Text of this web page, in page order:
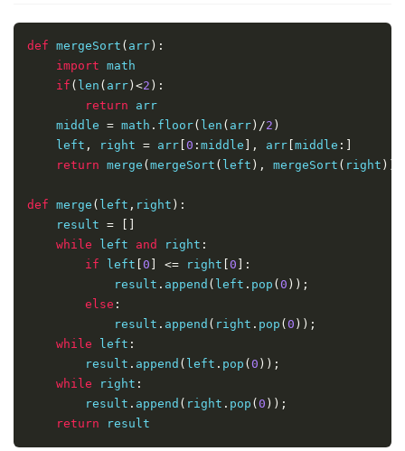
def mergeSort ( arr ):
import math
if ( len ( arr )<2 ):
return arr
    middle
= math . floor( len ( arr )/2 )
    left
, right = arr 0 : middle ], arr middle :]
return merge ( mergeSort ( left ), mergeSort ( right ))
def merge ( left , right ):
    result
=
while left and right :
if left 0 <= right 0 ]:
            result
. append ( left . pop ( 0 ));
else :
            result
. append ( right . pop ( 0 ));
while left :
        result
. append ( left . pop ( 0 ));
while right :
        result
. append ( right . pop ( 0 ));
return result